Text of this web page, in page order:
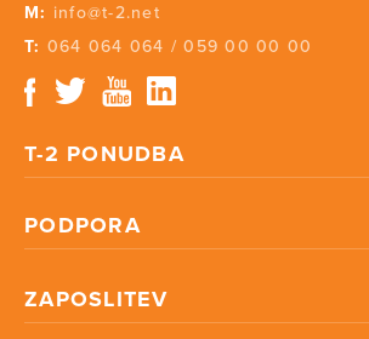
M: info@t-2.net
T: 064 064 064 /059 00 00 00
T-2 PONUDBA
PODPORA
ZAPOSLITEV